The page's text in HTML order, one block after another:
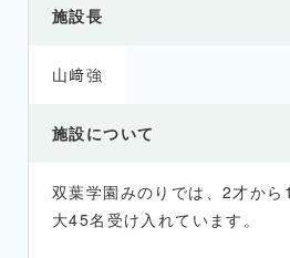
施設長
山﨑強
施設について
双葉学園みのりでは、2才か
大45名受け入れています。